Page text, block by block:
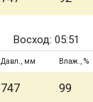
Восход: 05:51
Давл., мм Влаж., %
747 99